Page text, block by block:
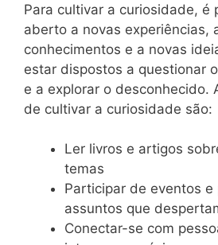
Para cultivar a curiosidade, é
aberto a novas experiências,
conhecimentos e a novas
estar dispostos a questionar
e a explorar o desconhecido.
de cultivar a curiosidade são:
Ler livros e artigos
temas
Participar de eventos
assuntos que
Conectar-se com